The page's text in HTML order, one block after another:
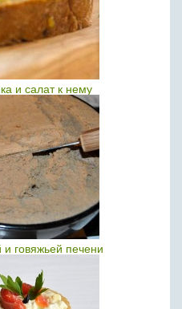
и салат к нему
и говяжьей печени